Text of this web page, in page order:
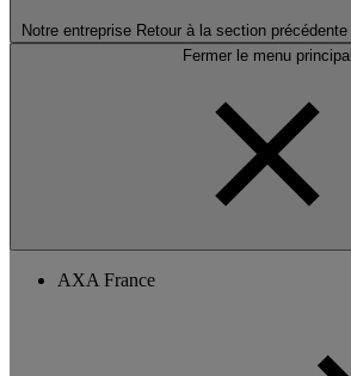
Notre entreprise Retour à la section précédente
Fermer le menu principal
AXA France